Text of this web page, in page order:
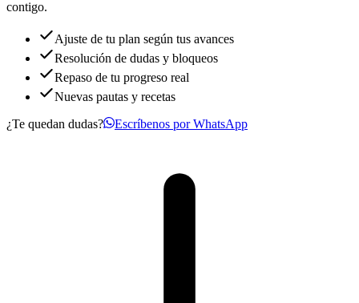
contigo.
Ajuste de tu plan según tus avances
Resolución de dudas y bloqueos
Repaso de tu progreso real
Nuevas pautas y recetas
¿Te quedan dudas?
Escríbenos por WhatsApp